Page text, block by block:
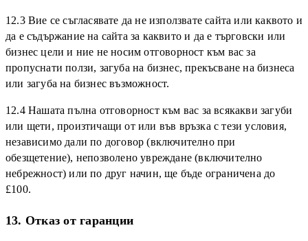
12.3 Вие се съгласявате да не използвате сайта или каквото и
да е съдържание на сайта за каквито и да е търговски или
бизнес цели и ние не носим отговорност към вас за
пропуснати ползи, загуба на бизнес, прекъсване на бизнеса
или загуба на бизнес възможност.
12.4 Нашата пълна отговорност към вас за всякакви загуби
или щети, произтичащи от или във връзка с тези условия,
независимо дали по договор (включително при
обезщетение), непозволено увреждане (включително
небрежност) или по друг начин, ще бъде ограничена до
£100.
13. Отказ от гаранции